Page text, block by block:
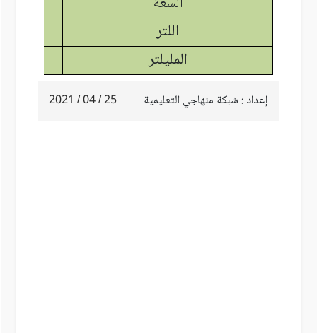
اللتر
المليلتر
إعداد : شبكة منهاجي التعليمية 25 / 04 / 2021